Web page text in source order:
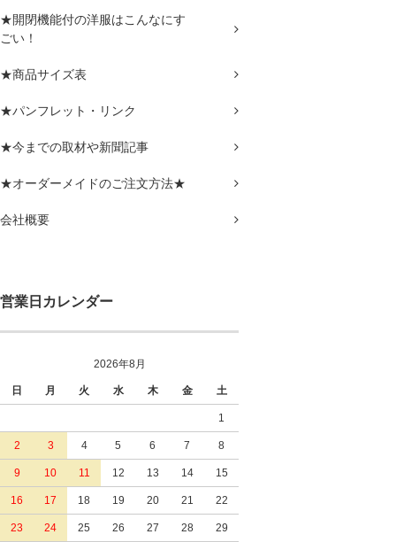
★開閉機能付の洋服はこんなにす
ごい！
★商品サイズ表
★パンフレット・リンク
★今までの取材や新聞記事
★オーダーメイドのご注文方法★
会社概要
営業日カレンダー
2026年8月
日 月 火 水 木 金 土
1
2 3 4 5 6 7 8
9 10 11 12 13 14 15
16 17 18 19 20 21 22
23 24 25 26 27 28 29